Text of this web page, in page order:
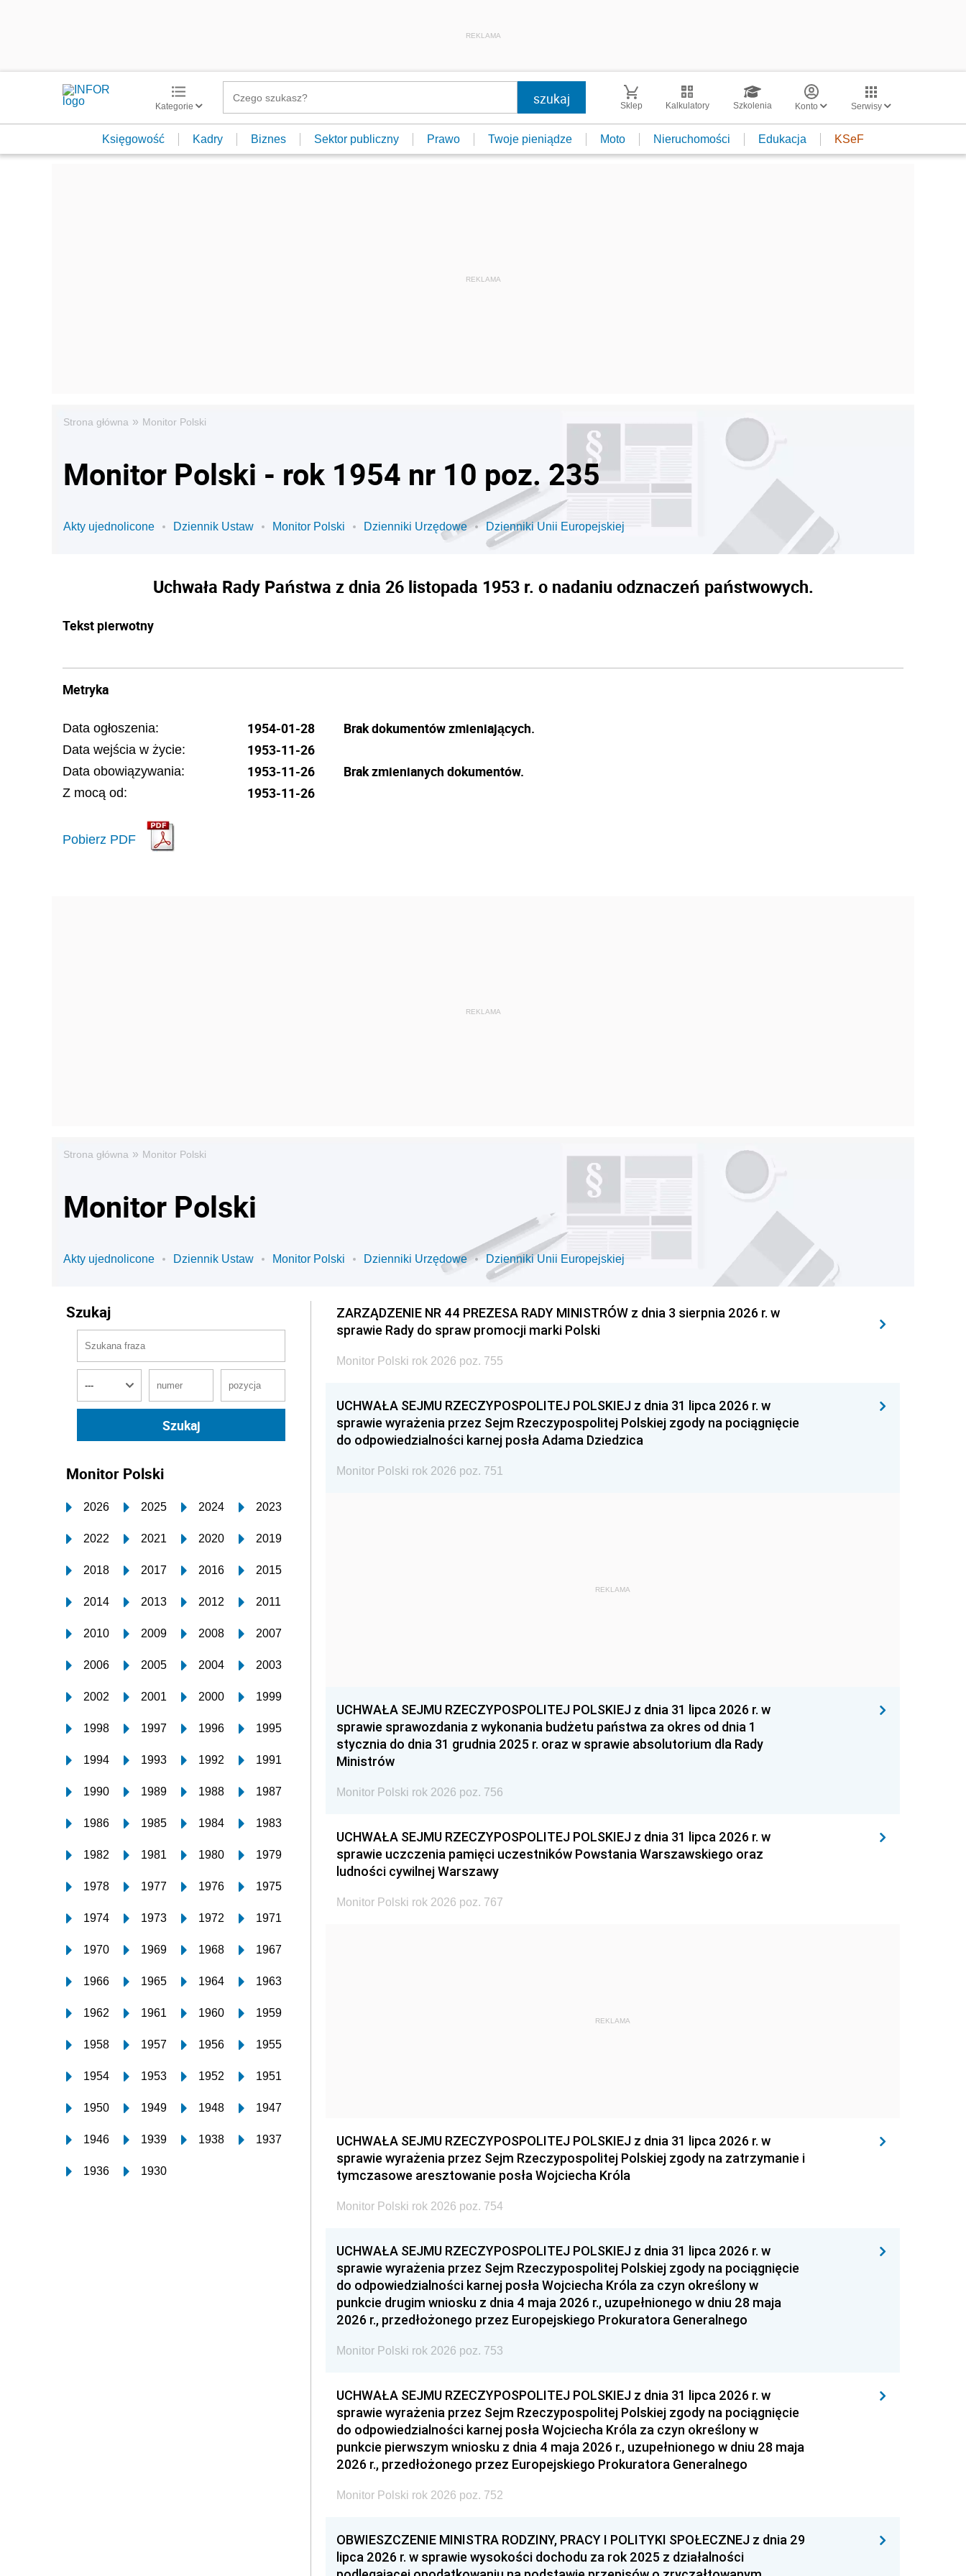
REKLAMA
Kategorie Sklep Kalkulatory Szkolenia Konto Serwisy
Księgowość Kadry Biznes Sektor publiczny Prawo Twoje pieniądze Moto Nieruchomości Edukacja KSeF
Strona główna » Monitor Polski
Monitor Polski - rok 1954 nr 10 poz. 235
Akty ujednolicone Dziennik Ustaw Monitor Polski Dzienniki Urzędowe Dzienniki Unii Europejskiej
Uchwała Rady Państwa z dnia 26 listopada 1953 r. o nadaniu odznaczeń państwowych.
Tekst pierwotny
Metryka
Data ogłoszenia: 1954-01-28
Data wejścia w życie: 1953-11-26
Data obowiązywania: 1953-11-26
Z mocą od: 1953-11-26
Pobierz PDF
Brak dokumentów zmieniających.
Brak zmienianych dokumentów.
Strona główna » Monitor Polski
Monitor Polski
Akty ujednolicone Dziennik Ustaw Monitor Polski Dzienniki Urzędowe Dzienniki Unii Europejskiej
Szukaj
Monitor Polski
2026 2025 2024 2023
2022 2021 2020 2019
2018 2017 2016 2015
2014 2013 2012 2011
2010 2009 2008 2007
2006 2005 2004 2003
2002 2001 2000 1999
1998 1997 1996 1995
1994 1993 1992 1991
1990 1989 1988 1987
1986 1985 1984 1983
1982 1981 1980 1979
1978 1977 1976 1975
1974 1973 1972 1971
1970 1969 1968 1967
1966 1965 1964 1963
1962 1961 1960 1959
1958 1957 1956 1955
1954 1953 1952 1951
1950 1949 1948 1947
1946 1939 1938 1937
1936 1930
ZARZĄDZENIE NR 44 PREZESA RADY MINISTRÓW z dnia 3 sierpnia 2026 r. w
sprawie Rady do spraw promocji marki Polski
Monitor Polski rok 2026 poz. 755
UCHWAŁA SEJMU RZECZYPOSPOLITEJ POLSKIEJ z dnia 31 lipca 2026 r. w
sprawie wyrażenia przez Sejm Rzeczypospolitej Polskiej zgody na pociągnięcie
do odpowiedzialności karnej posła Adama Dziedzica
Monitor Polski rok 2026 poz. 751
REKLAMA
UCHWAŁA SEJMU RZECZYPOSPOLITEJ POLSKIEJ z dnia 31 lipca 2026 r. w
sprawie sprawozdania z wykonania budżetu państwa za okres od dnia 1
stycznia do dnia 31 grudnia 2025 r. oraz w sprawie absolutorium dla Rady
Ministrów
Monitor Polski rok 2026 poz. 756
UCHWAŁA SEJMU RZECZYPOSPOLITEJ POLSKIEJ z dnia 31 lipca 2026 r. w
sprawie uczczenia pamięci uczestników Powstania Warszawskiego oraz
ludności cywilnej Warszawy
Monitor Polski rok 2026 poz. 767
REKLAMA
UCHWAŁA SEJMU RZECZYPOSPOLITEJ POLSKIEJ z dnia 31 lipca 2026 r. w
sprawie wyrażenia przez Sejm Rzeczypospolitej Polskiej zgody na zatrzymanie i
tymczasowe aresztowanie posła Wojciecha Króla
Monitor Polski rok 2026 poz. 754
UCHWAŁA SEJMU RZECZYPOSPOLITEJ POLSKIEJ z dnia 31 lipca 2026 r. w
sprawie wyrażenia przez Sejm Rzeczypospolitej Polskiej zgody na pociągnięcie
do odpowiedzialności karnej posła Wojciecha Króla za czyn określony w
punkcie drugim wniosku z dnia 4 maja 2026 r., uzupełnionego w dniu 28 maja
2026 r., przedłożonego przez Europejskiego Prokuratora Generalnego
Monitor Polski rok 2026 poz. 753
UCHWAŁA SEJMU RZECZYPOSPOLITEJ POLSKIEJ z dnia 31 lipca 2026 r. w
sprawie wyrażenia przez Sejm Rzeczypospolitej Polskiej zgody na pociągnięcie
do odpowiedzialności karnej posła Wojciecha Króla za czyn określony w
punkcie pierwszym wniosku z dnia 4 maja 2026 r., uzupełnionego w dniu 28 maja
2026 r., przedłożonego przez Europejskiego Prokuratora Generalnego
Monitor Polski rok 2026 poz. 752
OBWIESZCZENIE MINISTRA RODZINY, PRACY I POLITYKI SPOŁECZNEJ z dnia 29
lipca 2026 r. w sprawie wysokości dochodu za rok 2025 z działalności